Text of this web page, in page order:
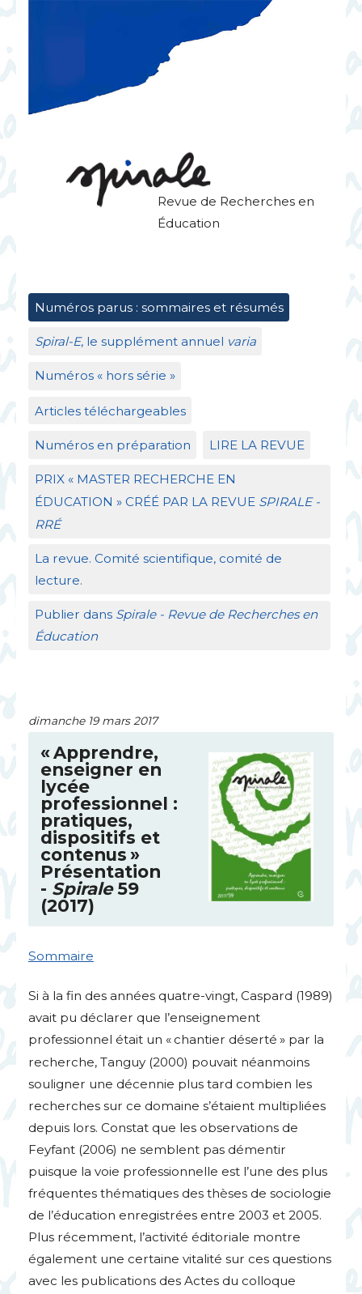
Revue de Recherches en
Éducation
Numéros parus : sommaires et résumés
Spiral-E, le supplément annuel varia
Numéros « hors série »
Articles téléchargeables
Numéros en préparation LIRE LA REVUE
PRIX« MASTER RECHERCHE EN
ÉDUCATION » CRÉÉ PAR LA REVUE SPIRALE-
RRÉ
La revue. Comité scientifique, comité de
lecture.
Publier dans Spirale - Revue de Recherches en
Éducation
dimanche 19 mars 2017
«Apprendre,
enseigner en
lycée
professionnel :
pratiques,
dispositifs et
contenus»
Présentation
- Spirale59
(2017)
Sommaire
Si à la fin des années quatre-vingt, Caspard (1989)
avait pu déclarer que l’enseignement
professionnel était un « chantier déserté » par la
recherche, Tanguy (2000) pouvait néanmoins
souligner une décennie plus tard combien les
recherches sur ce domaine s’étaient multipliées
depuis lors. Constat que les observations de
Feyfant (2006) ne semblent pas démentir
puisque la voie professionnelle est l’une des plus
fréquentes thématiques des thèses de sociologie
de l’éducation enregistrées entre 2003 et 2005.
Plus récemment, l’activité éditoriale montre
également une certaine vitalité sur ces questions
avec les publications des Actes du colloque